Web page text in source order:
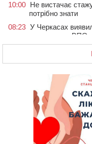
10:00 Не вистачає
потрібно знати
08:23 У Черкасах
проживають ВПО
07 СЕРПНЯ 2026,
20:55
На Черкащині
Черкаси
ліцею
На Уманщині суд
ділянок,
Вихователька з
стали